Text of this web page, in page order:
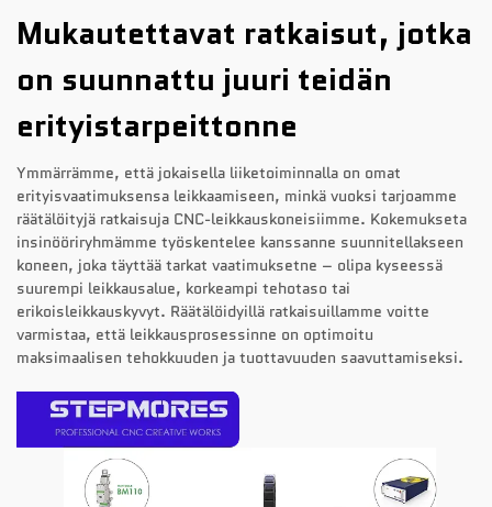
Mukautettavat ratkaisut, jotka
on suunnattu juuri teidän
erityistarpeittonne
Ymmärrämme, että jokaisella liiketoiminnalla on omat
erityisvaatimuksensa leikkaamiseen, minkä vuoksi tarjoamme
räätälöityjä ratkaisuja CNC-leikkauskoneisiimme. Kokemukseta
insinööriryhmämme työskentelee kanssanne suunnitellakseen
koneen, joka täyttää tarkat vaatimuksetne – olipa kyseessä
suurempi leikkausalue, korkeampi tehotaso tai
erikoisleikkauskyvyt. Räätälöidyillä ratkaisuillamme voitte
varmistaa, että leikkausprosessinne on optimoitu
maksimaalisen tehokkuuden ja tuottavuuden saavuttamiseksi.